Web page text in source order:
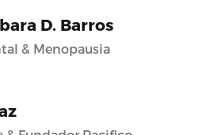
D. Barros
& Menopausia